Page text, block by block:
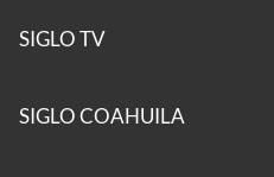
SIGLO TV
SIGLO COAHUILA